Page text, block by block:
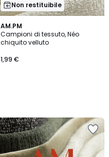
Non restituibile
AM.PM
Campioni di tessuto, Néo
chiquito velluto
1,99 €